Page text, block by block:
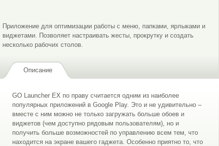
Приложение для оптимизации работы с меню, папками, ярлыками и
виджетами. Позволяет настраивать жесты, прокрутку и создать
несколько рабочих столов.
Описание
GO Launcher EX по праву считается одним из наиболее
популярных приложений в Google Play. Это и не удивительно –
вместе с ним можно не только загружать больше обоев и
виджетов (чем доступно рядовым пользователям), но и
получить больше возможностей по управлению всем тем, что
находится на экране вашего гаджета. Особенно приятно то, что